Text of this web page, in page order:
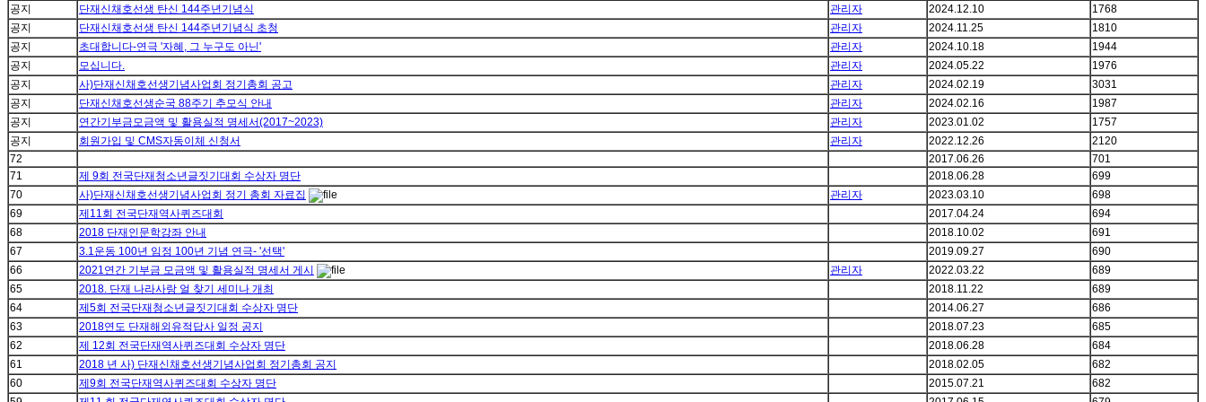
공지
단재신채호선생 탄신 144주년기념식 관리자 2024.12.10
1768
공지
단재신채호선생 탄신 144주년기념식 초청 관리자 2024.11.25
1810
공지
초대합니다-연극 '자혜, 그 누구도 아닌' 관리자 2024.10.18
1944
공지
모십니다. 관리자 2024.05.22
1976
공지
사)단재신채호선생기념사업회 정기총회 공고 관리자 2024.02.19
3031
공지
단재신채호선생순국 88주기 추모식 안내 관리자 2024.02.16
1987
공지
연간기부금모금액 및 활용실적 명세서(2017~2023) 관리자 2023.01.02
1757
공지
회원가입 및 CMS자동이체 신청서 관리자 2022.12.26
2120
72
2017.06.26
701
71
제 9회 전국단재청소년글짓기대회 수상자 명단 2018.06.28
699
70
사)단재신채호선생기념사업회 정기 총회 자료집 관리자 2023.03.10
698
69
제11회 전국단재역사퀴즈대회 2017.04.24
694
68
2018 단재인문학강좌 안내 2018.10.02
691
67
3.1운동 100년 임정 100년 기념 연극- '선택' 2019.09.27
690
66
2021연간 기부금 모금액 및 활용실적 명세서 게시 관리자 2022.03.22
689
65
2018. 단재 나라사랑 얼 찾기 세미나 개최 2018.11.22
689
64
제5회 전국단재청소년글짓기대회 수상자 명단 2014.06.27
686
63
2018연도 단재해외유적답사 일정 공지 2018.07.23
685
62
제 12회 전국단재역사퀴즈대회 수상자 명단 2018.06.28
684
61
2018 년 사) 단재신채호선생기념사업회 정기총회 공지 2018.02.05
682
60
제9회 전국단재역사퀴즈대회 수상자 명단 2015.07.21
682